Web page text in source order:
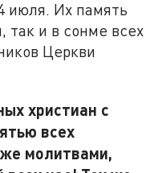
июля. Их память
так и в сонме всех
Церкви
христиан с
всех
молитвами,